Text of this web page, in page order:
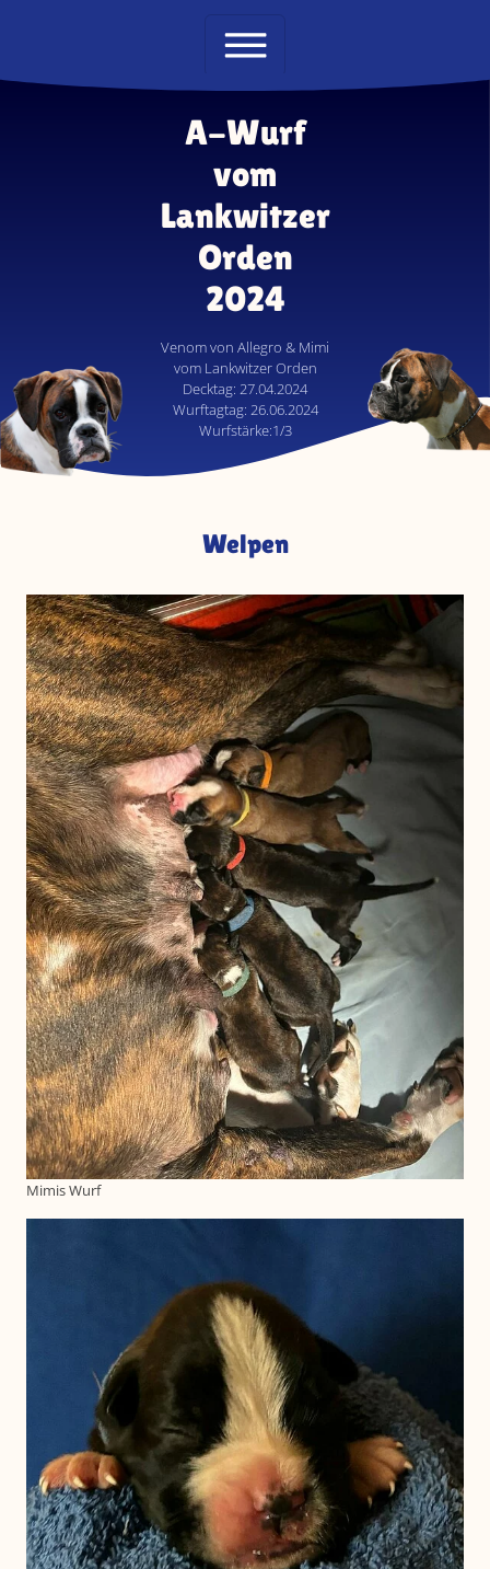
A-Wurf
vom
Lankwitzer
Orden
2024
Venom von Allegro & Mimi
vom Lankwitzer Orden
Decktag: 27.04.2024
Wurftagtag: 26.06.2024
Wurfstärke:1/3
Welpen
Mimis Wurf